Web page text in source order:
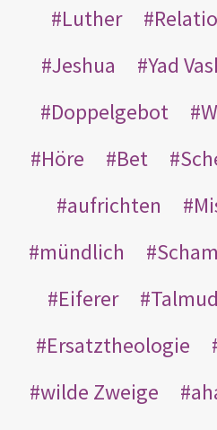
Luther
Jeshua
Yad
Doppelgebot
Höre
Bet
aufrichten
mündlich
Eiferer
Talmud
Ersatztheologie
wilde Zweige